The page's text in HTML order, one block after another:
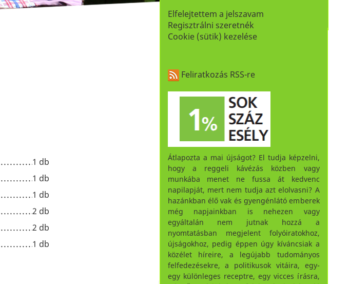
Elfelejtettem a jelszavam
Regisztrálni szeretnék
Cookie (sütik) kezelése
1 db
1 db
1 db
2 db
2 db
1 db
Feliratkozás RSS-re
Átlapozta a mai újságot? El tudja képzelni,
hogy a reggeli kávézás közben vagy
munkába menet ne fussa át kedvenc
napilapját, mert nem tudja azt elolvasni? A
hazánkban élő vak és gyengénlátó emberek
még napjainkban is nehezen vagy
egyáltalán nem jutnak hozzá a
nyomtatásban megjelent folyóiratokhoz,
újságokhoz, pedig éppen úgy kíváncsiak a
közélet híreire, a legújabb tudományos
felfedezésekre, a politikusok vitáira, egy-
egy különleges receptre, egy vicces írásra,